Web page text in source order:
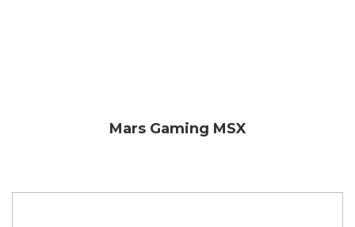
Mars Gaming MSX